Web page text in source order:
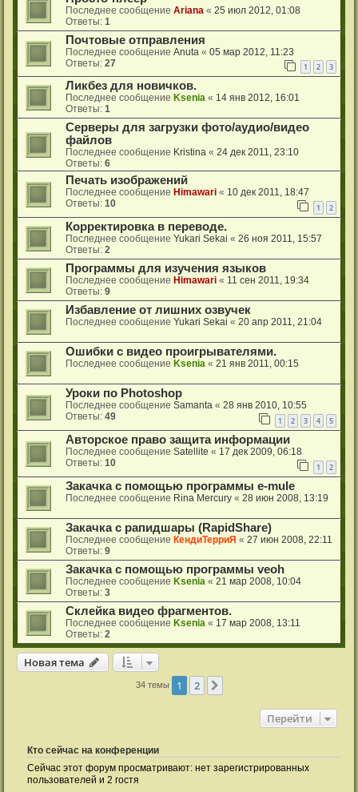
Последнее сообщение Ariana « 25 июл 2012, 01:08
Ответы: 1
Почтовые отправления
Последнее сообщение Anuta « 05 мар 2012, 11:23
Ответы: 27 1 2 3
Ликбез для новичков.
Последнее сообщение Ksenia « 14 янв 2012, 16:01
Ответы: 1
Серверы для загрузки фото/аудио/видео
файлов
Последнее сообщение Kristina « 24 дек 2011, 23:10
Ответы: 6
Печать изображений
Последнее сообщение Himawari « 10 дек 2011, 18:47
Ответы: 10 1 2
Корректировка в переводе.
Последнее сообщение Yukari Sekai « 26 ноя 2011, 15:57
Ответы: 2
Программы для изучения языков
Последнее сообщение Himawari « 11 сен 2011, 19:34
Ответы: 9
Избавление от лишних озвучек
Последнее сообщение Yukari Sekai « 20 апр 2011, 21:04
Ошибки с видео проигрывателями.
Последнее сообщение Ksenia « 21 янв 2011, 00:15
Уроки по Photoshop
Последнее сообщение Samanta « 28 янв 2010, 10:55
Ответы: 49 1 2 3 4 5
Aвторское право защита информации
Последнее сообщение Satellite « 17 дек 2009, 06:18
Ответы: 10 1 2
Закачка с помощью программы e-mule
Последнее сообщение Rina Mercury « 28 июн 2008, 13:19
Закачка с рапидшары (RapidShare)
Последнее сообщение КендиТерриЯ « 27 июн 2008, 22:11
Ответы: 9
Закачка с помощью программы veoh
Последнее сообщение Ksenia « 21 мар 2008, 10:04
Ответы: 3
Склейка видео фрагментов.
Последнее сообщение Ksenia « 17 мар 2008, 13:11
Ответы: 2
Новая тема
34 темы 1 2
Перейти
Кто сейчас на конференции
Сейчас этот форум просматривают: нет зарегистрированных
пользователей и 2 гостя